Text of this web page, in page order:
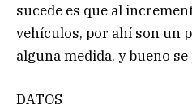
sucede es que al
vehículos, por ahí son un
alguna medida, y bueno
DATOS